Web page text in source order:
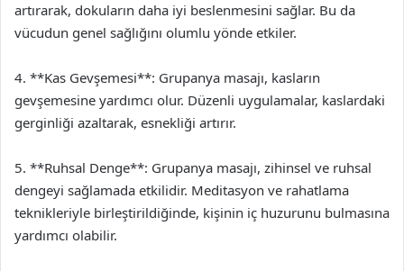
artırarak, dokuların daha iyi beslenmesini sağlar. Bu da
vücudun genel sağlığını olumlu yönde etkiler.
4. **Kas Gevşemesi**: Grupanya masajı, kasların
gevşemesine yardımcı olur. Düzenli uygulamalar, kaslardaki
gerginliği azaltarak, esnekliği artırır.
5. **Ruhsal Denge**: Grupanya masajı, zihinsel ve ruhsal
dengeyi sağlamada etkilidir. Meditasyon ve rahatlama
teknikleriyle birleştirildiğinde, kişinin iç huzurunu bulmasına
yardımcı olabilir.